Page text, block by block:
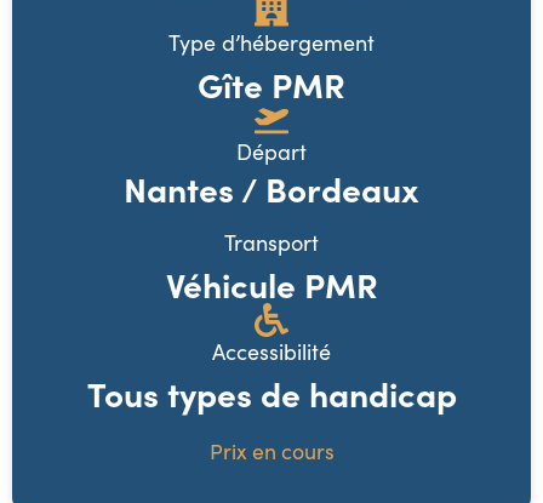
Type d’hébergement
Gîte PMR
Départ
Nantes / Bordeaux
Transport
Véhicule PMR
Accessibilité
Tous types de handicap
Prix en cours